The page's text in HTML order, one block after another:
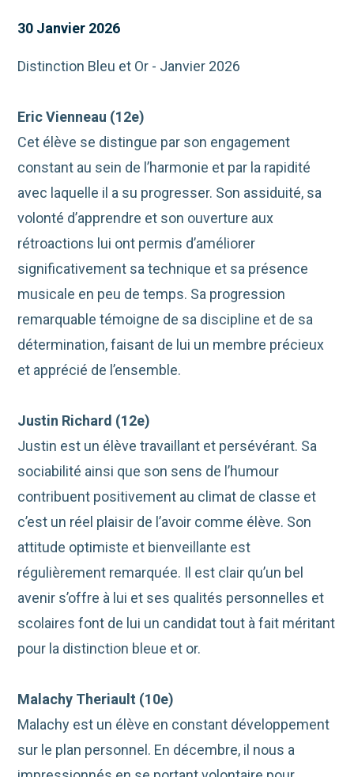
30 Janvier 2026
Distinction Bleu et Or - Janvier 2026
Eric Vienneau (12e)
Cet élève se distingue par son engagement
constant au sein de l’harmonie et par la rapidité
avec laquelle il a su progresser. Son assiduité, sa
volonté d’apprendre et son ouverture aux
rétroactions lui ont permis d’améliorer
significativement sa technique et sa présence
musicale en peu de temps. Sa progression
remarquable témoigne de sa discipline et de sa
détermination, faisant de lui un membre précieux
et apprécié de l’ensemble.
Justin Richard (12e)
Justin est un élève travaillant et persévérant. Sa
sociabilité ainsi que son sens de l’humour
contribuent positivement au climat de classe et
c’est un réel plaisir de l’avoir comme élève. Son
attitude optimiste et bienveillante est
régulièrement remarquée. Il est clair qu’un bel
avenir s’offre à lui et ses qualités personnelles et
scolaires font de lui un candidat tout à fait méritant
pour la distinction bleue et or.
Malachy Theriault (10e)
Malachy est un élève en constant développement
sur le plan personnel. En décembre, il nous a